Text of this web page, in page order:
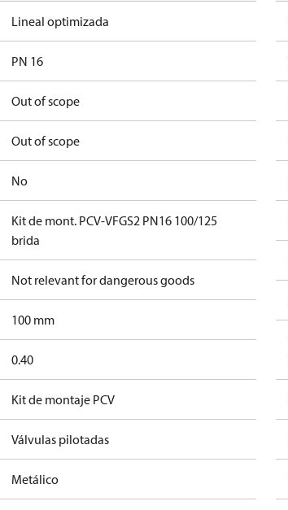
Lineal optimizada
PN 16
Out of scope
Out of scope
No
Kit de mont. PCV-VFGS2 PN16 100/125
brida
Not relevant for dangerous goods
100 mm
0.40
Kit de montaje PCV
Válvulas pilotadas
Metálico